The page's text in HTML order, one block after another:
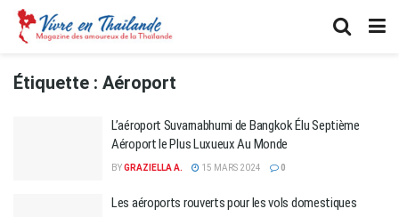
Étiquette : Aéroport
L’aéroport Suvarnabhumi de Bangkok Élu Septième
Aéroport le Plus Luxueux Au Monde
BYGRAZIELLA A. 15 MARS 2024 0
Les aéroports rouverts pour les vols domestiques